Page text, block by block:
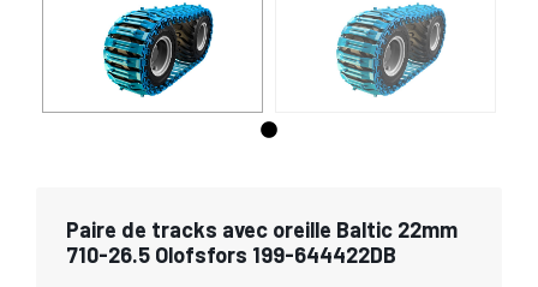
Paire de tracks avec oreille Baltic 22mm
710-26.5 Olofsfors 199-644422DB